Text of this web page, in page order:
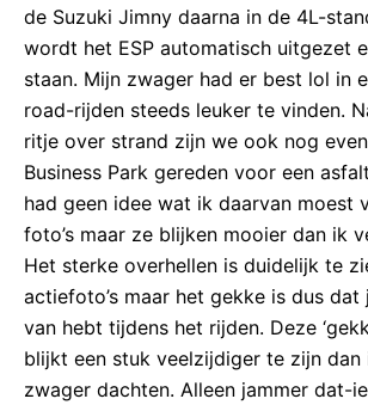
de Suzuki Jimny daarna in de 4L-
wordt het ESP automatisch uitgezet
staan. Mijn zwager had er best lol in
road-rijden steeds leuker te vinden.
ritje over strand zijn we ook nog
Business Park gereden voor een
had geen idee wat ik daarvan moest
foto’s maar ze blijken mooier dan ik
Het sterke overhellen is duidelijk te
actiefoto’s maar het gekke is dus dat
van hebt tijdens het rijden. Deze
blijkt een stuk veelzijdiger te zijn dan
zwager dachten. Alleen jammer dat-